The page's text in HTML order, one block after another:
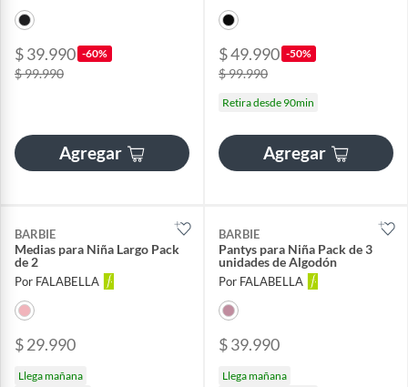
$ 39.990 -60%
$ 99.990
Agregar
$ 49.990 -50%
$ 99.990
Retira desde 90min
Agregar
BARBIE
Medias para Niña Largo Pack
de 2
Por FALABELLA
$ 29.990
Llega mañana
BARBIE
Pantys para Niña Pack de 3
unidades de Algodón
Por FALABELLA
$ 39.990
Llega mañana